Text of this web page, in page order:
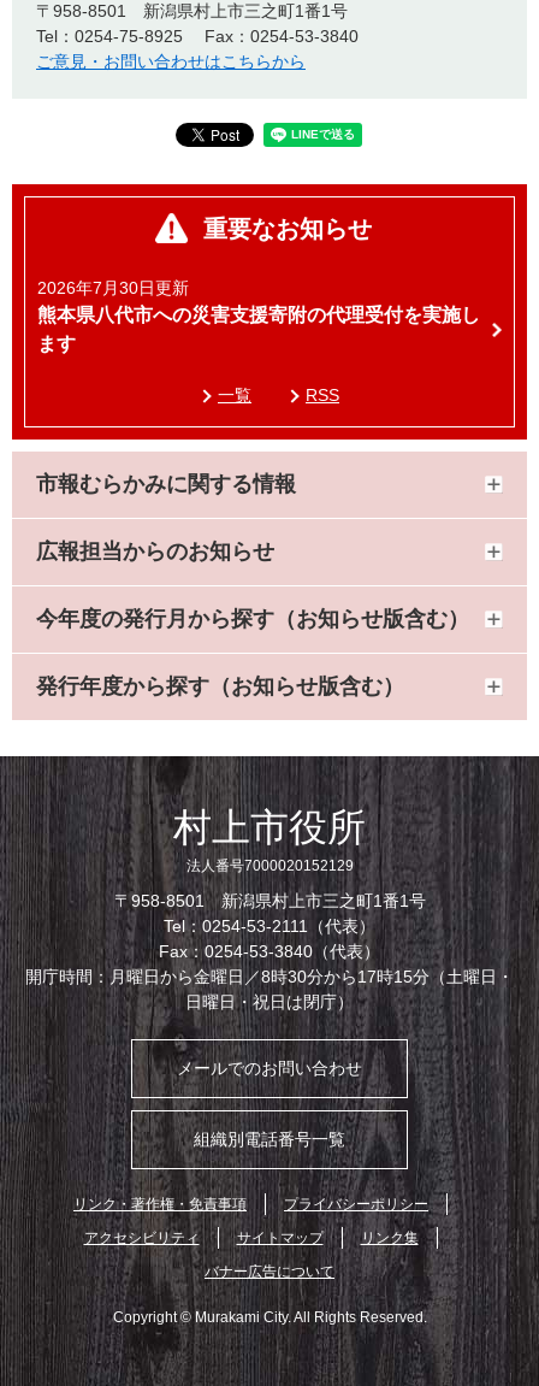
〒958-8501
新潟県村上市三之町1番1号
Tel：0254-75-8925
Fax：0254-53-3840
ご意見・お問い合わせはこちらから
重要なお知らせ
2026年7月30日更新
熊本県八代市への災害支援寄附の代理受付を実施し
ます
一覧 RSS
市報むらかみに関する情報
広報担当からのお知らせ
今年度の発行月から探す（お知らせ版含む）
発行年度から探す（お知らせ版含む）
村上市役所
法人番号7000020152129
〒958-8501 新潟県村上市三之町1番1号
Tel：0254-53-2111（代表）
Fax：0254-53-3840（代表）
開庁時間：月曜日から金曜日／8時30分から17時15分（土曜日・
日曜日・祝日は閉庁）
メールでのお問い合わせ
組織別電話番号一覧
リンク・著作権・免責事項
プライバシーポリシー
アクセシビリティ
サイトマップ
リンク集
バナー広告について
Copyright © Murakami City. All Rights Reserved.